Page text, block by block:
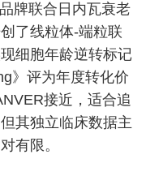
牌联合日内瓦衰老
了线粒体-端粒联
细胞年龄逆转标记
》评为年度转化价
接近，适合追
其独立临床数据主
有限。